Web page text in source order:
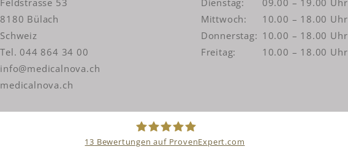
Feldstrasse 53
8180 Bülach
Schweiz
Tel. 044 864 34 00
info@medicalnova.ch
medicalnova.ch
Dienstag:
09.00 – 19.00 Uhr
Mittwoch:
10.00 – 18.00 Uhr
Donnerstag: 10.00 – 18.00 Uhr
Freitag:
10.00 – 18.00 Uhr
13 Bewertungen auf ProvenExpert.com